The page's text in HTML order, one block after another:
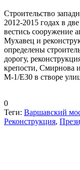
Строительство
2012-2015 годах в
вестись сооружение
Мухавец и
определены
дорогу,
крепости, Смирнова и
М-1/Е30 в створе
0
Теги: Варшавский
Реконструкция,